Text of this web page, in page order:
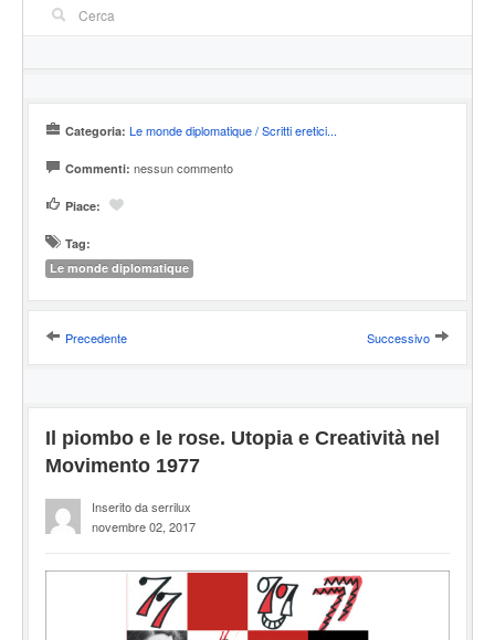
Categoria: Le monde diplomatique / Scritti eretici...
Commenti: nessun commento
Piace:
Tag:
Le monde diplomatique
Precedente Successivo
Il piombo e le rose. Utopia e Creatività nel
Movimento 1977
Inserito da serrilux
novembre 02, 2017